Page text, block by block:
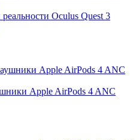
Oculus Quest 3
Apple AirPods 4 ANC